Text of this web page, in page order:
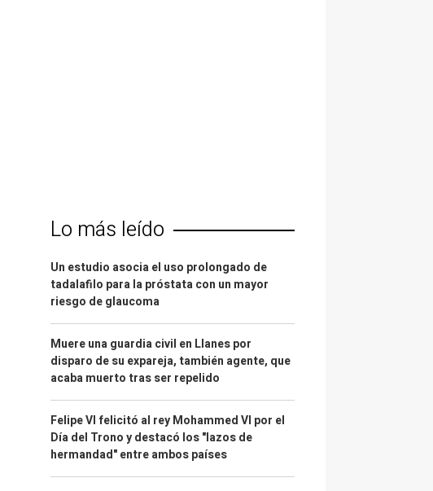
Lo más leído
Un estudio asocia el uso prolongado de
tadalafilo para la próstata con un mayor
riesgo de glaucoma
Muere una guardia civil en Llanes por
disparo de su expareja, también agente, que
acaba muerto tras ser repelido
Felipe VI felicitó al rey Mohammed VI por el
Día del Trono y destacó los "lazos de
hermandad" entre ambos países